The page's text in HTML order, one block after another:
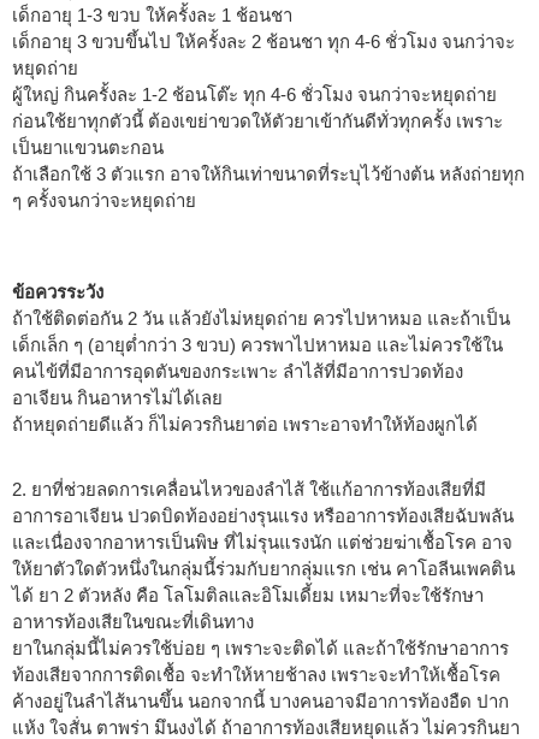
เด็กอายุ 1-3 ขวบ ให้ครั้งละ 1 ช้อนชา
เด็กอายุ 3 ขวบขึ้นไป ให้ครั้งละ 2 ช้อนชา ทุก 4-6 ชั่วโมง จนกว่าจะ
หยุดถ่าย
ผู้ใหญ่ กินครั้งละ 1-2 ช้อนโต๊ะ ทุก 4-6 ชั่วโมง จนกว่าจะหยุดถ่าย
ก่อนใช้ยาทุกตัวนี้ ต้องเขย่าขวดให้ตัวยาเข้ากันดีทั่วทุกครั้ง เพราะ
เป็นยาแขวนตะกอน
ถ้าเลือกใช้ 3 ตัวแรก อาจให้กินเท่าขนาดที่ระบุไว้ข้างต้น หลังถ่ายทุก
ๆ ครั้งจนกว่าจะหยุดถ่าย
ข้อควรระวัง
ถ้าใช้ติดต่อกัน 2 วัน แล้วยังไม่หยุดถ่าย ควรไปหาหมอ และถ้าเป็น
เด็กเล็ก ๆ (อายุต่ำกว่า 3 ขวบ) ควรพาไปหาหมอ และไม่ควรใช้ใน
คนไข้ที่มีอาการอุดตันของกระเพาะ ลำไส้ที่มีอาการปวดท้อง
อาเจียน กินอาหารไม่ได้เลย
ถ้าหยุดถ่ายดีแล้ว ก็ไม่ควรกินยาต่อ เพราะอาจทำให้ท้องผูกได้
2. ยาที่ช่วยลดการเคลื่อนไหวของลำไส้ ใช้แก้อาการท้องเสียที่มี
อาการอาเจียน ปวดบิดท้องอย่างรุนแรง หรืออาการท้องเสียฉับพลัน
และเนื่องจากอาหารเป็นพิษ ที่ไม่รุนแรงนัก แต่ช่วยฆ่าเชื้อโรค อาจ
ให้ยาตัวใดตัวหนึ่งในกลุ่มนี้ร่วมกับยากลุ่มแรก เช่น คาโอลีนเพคติน
ได้ ยา 2 ตัวหลัง คือ โลโมติลและอิโมเดี้ยม เหมาะที่จะใช้รักษา
อาหารท้องเสียในขณะที่เดินทาง
ยาในกลุ่มนี้ไม่ควรใช้บ่อย ๆ เพราะจะติดได้ และถ้าใช้รักษาอาการ
ท้องเสียจากการติดเชื้อ จะทำให้หายช้าลง เพราะจะทำให้เชื้อโรค
ค้างอยู่ในลำไส้นานขึ้น นอกจากนี้ บางคนอาจมีอาการท้องอืด ปาก
แห้ง ใจสั่น ตาพร่า มึนงงได้ ถ้าอาการท้องเสียหยุดแล้ว ไม่ควรกินยา